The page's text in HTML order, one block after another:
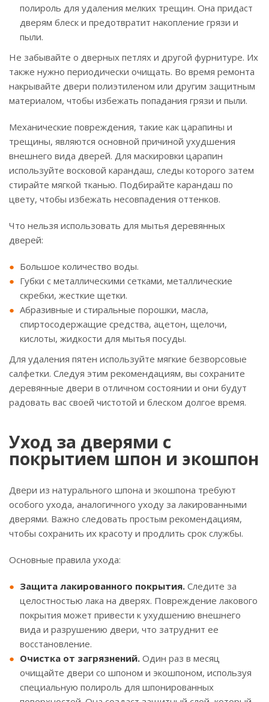
полироль для удаления мелких трещин. Она придаст
дверям блеск и предотвратит накопление грязи и
пыли.
Не забывайте о дверных петлях и другой фурнитуре. Их
также нужно периодически очищать. Во время ремонта
накрывайте двери полиэтиленом или другим защитным
материалом, чтобы избежать попадания грязи и пыли.
Механические повреждения, такие как царапины и
трещины, являются основной причиной ухудшения
внешнего вида дверей. Для маскировки царапин
используйте восковой карандаш, следы которого затем
стирайте мягкой тканью. Подбирайте карандаш по
цвету, чтобы избежать несовпадения оттенков.
Что нельзя использовать для мытья деревянных
дверей:
Большое количество воды.
Губки с металлическими сетками, металлические
скребки, жесткие щетки.
Абразивные и стиральные порошки, масла,
спиртосодержащие средства, ацетон, щелочи,
кислоты, жидкости для мытья посуды.
Для удаления пятен используйте мягкие безворсовые
салфетки. Следуя этим рекомендациям, вы сохраните
деревянные двери в отличном состоянии и они будут
радовать вас своей чистотой и блеском долгое время.
Уход за дверями с
покрытием шпон и экошпон
Двери из натурального шпона и экошпона требуют
особого ухода, аналогичного уходу за лакированными
дверями. Важно следовать простым рекомендациям,
чтобы сохранить их красоту и продлить срок службы.
Основные правила ухода:
Защита лакированного покрытия. Следите за
целостностью лака на дверях. Повреждение лакового
покрытия может привести к ухудшению внешнего
вида и разрушению двери, что затруднит ее
восстановление.
Очистка от загрязнений. Один раз в месяц
очищайте двери со шпоном и экошпоном, используя
специальную полироль для шпонированных